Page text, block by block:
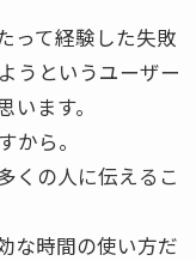
って経験した失敗
うというユーザー
ます。
から。
くの人に伝えるこ
な時間の使い方だ